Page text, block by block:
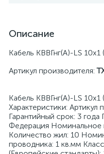
Описание
Кабель КВВГнг(А)-LS
Артикул производителя:
Кабель КВВГнг(А)-LS
Характеристики: Артикул
Гарантийный срок: 3
Федерация Номинальное
Количество жил: 10
проводника: 1 кв.мм